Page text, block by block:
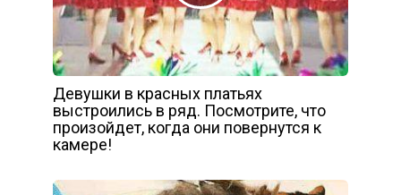
Девушки в красных платьях
выстроились в ряд. Посмотрите, что
произойдет, когда они повернутся к
камере!